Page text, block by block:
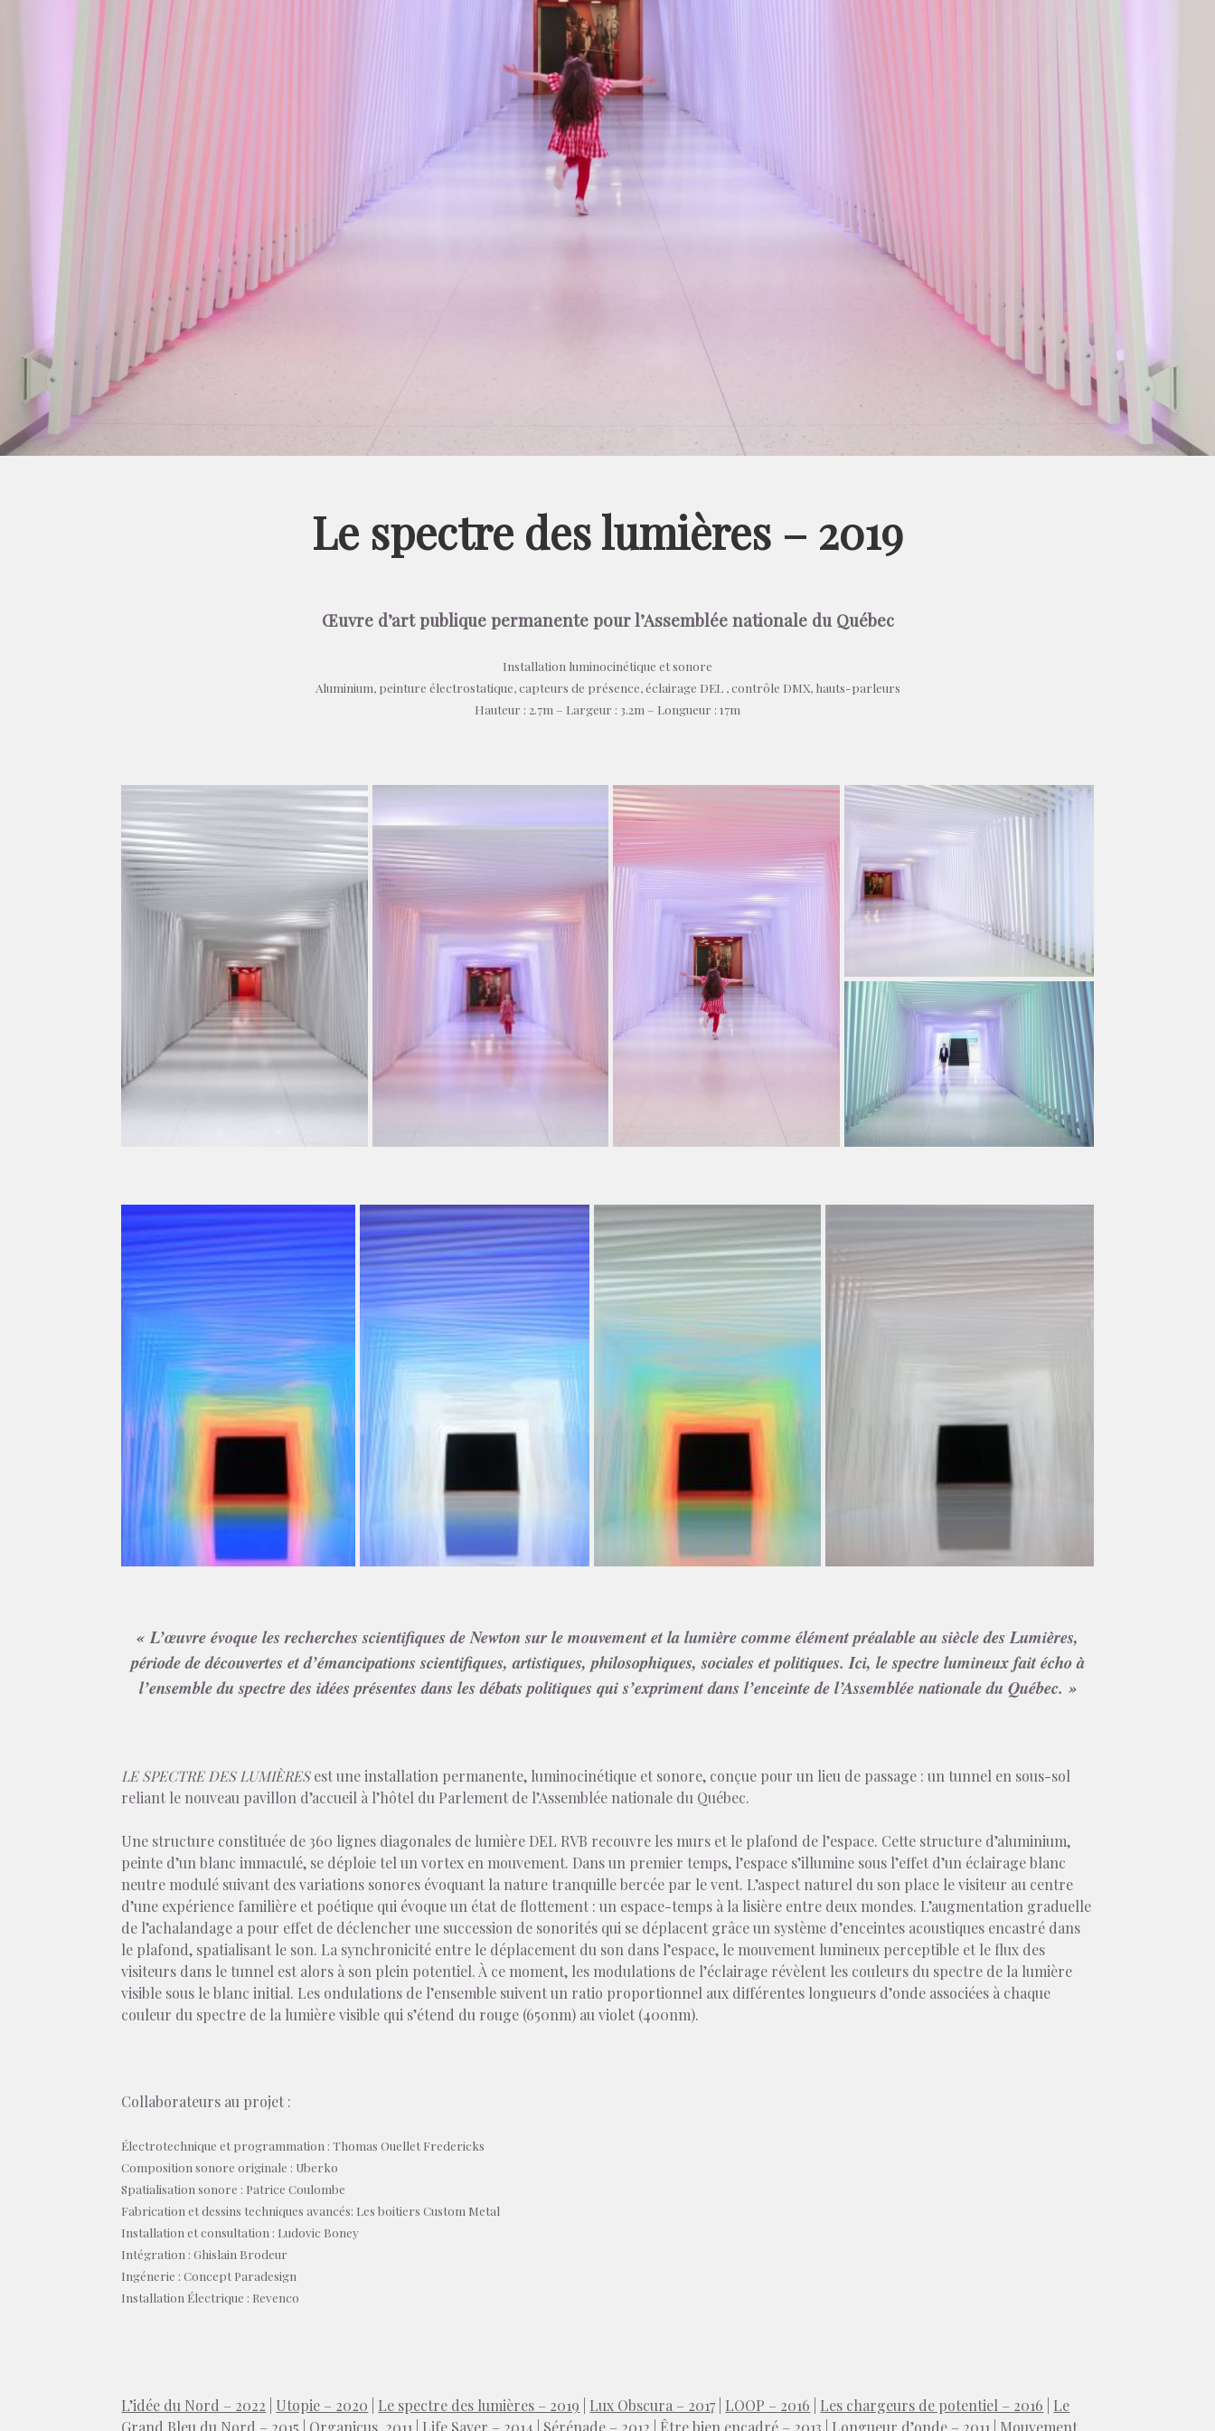
Le spectre des lumières – 2019
Œuvre d’art publique permanente pour l’Assemblée nationale du Québec
Installation luminocinétique et sonore
Aluminium, peinture électrostatique, capteurs de présence, éclairage DEL , contrôle DMX, hauts-parleurs
Hauteur : 2.7m – Largeur : 3.2m – Longueur : 17m
« L’œuvre évoque les recherches scientifiques de Newton sur le mouvement et la lumière comme élément préalable au siècle des Lumières,
période de découvertes et d’émancipations scientifiques, artistiques, philosophiques, sociales et politiques. Ici, le spectre lumineux fait écho à
l’ensemble du spectre des idées présentes dans les débats politiques qui s’expriment dans l’enceinte de l’Assemblée nationale du Québec. »
LE SPECTRE DES LUMIÈRESest une installation permanente, luminocinétique et sonore, conçue pour un lieu de passage : un tunnel en sous-sol
reliant le nouveau pavillon d’accueil à l’hôtel du Parlement de l’Assemblée nationale du Québec.
Une structure constituée de 360 lignes diagonales de lumière DEL RVB recouvre les murs et le plafond de l’espace. Cette structure d’aluminium,
peinte d’un blanc immaculé, se déploie tel un vortex en mouvement. Dans un premier temps, l’espace s’illumine sous l’effet d’un éclairage blanc
neutre modulé suivant des variations sonores évoquant la nature tranquille bercée par le vent. L’aspect naturel du son place le visiteur au centre
d’une expérience familière et poétique qui évoque un état de flottement : un espace-temps à la lisière entre deux mondes. L’augmentation graduelle
de l’achalandage a pour effet de déclencher une succession de sonorités qui se déplacent grâce un système d’enceintes acoustiques encastré dans
le plafond, spatialisant le son. La synchronicité entre le déplacement du son dans l’espace, le mouvement lumineux perceptible et le flux des
visiteurs dans le tunnel est alors à son plein potentiel. À ce moment, les modulations de l’éclairage révèlent les couleurs du spectre de la lumière
visible sous le blanc initial. Les ondulations de l’ensemble suivent un ratio proportionnel aux différentes longueurs d’onde associées à chaque
couleur du spectre de la lumière visible qui s’étend du rouge (650nm) au violet (400nm).
Collaborateurs au projet :
Électrotechnique et programmation : Thomas Ouellet Fredericks
Composition sonore originale : Uberko
Spatialisation sonore : Patrice Coulombe
Fabrication et dessins techniques avancés: Les boitiers Custom Metal
Installation et consultation : Ludovic Boney
Intégration : Ghislain Brodeur
Ingénerie : Concept Paradesign
Installation Électrique : Revenco
L’idée du Nord – 2022 Utopie – 2020 Le spectre des lumières – 2019 Lux Obscura – 2017| LOOP – 2016 Les chargeurs de potentiel – 2016
Le
Grand Bleu du Nord – 2015
Organicus, 2011 Life Saver – 2014 Sérénade – 2012 Être bien encadré – 2013 Longueur d’onde – 2011 Mouvement